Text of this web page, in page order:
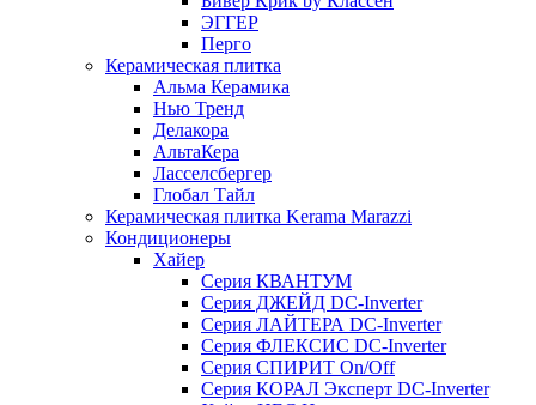
ЭГГЕР
Перго
Керамическая плитка
Альма Керамика
Нью Тренд
Делакора
АльтаКера
Ласселсбергер
Глобал Тайл
Керамическая плитка Kerama Marazzi
Кондиционеры
Хайер
Серия КВАНТУМ
Серия ДЖЕЙД DC-Inverter
Серия ЛАЙТЕРА DC-Inverter
Серия ФЛЕКСИС DC-Inverter
Серия СПИРИТ On/Off
Серия КОРАЛ Эксперт DC-Inverter